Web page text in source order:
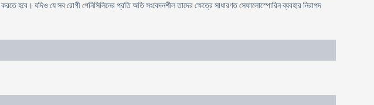
হবে। যদিও যে সব রোগী পেনিসিলিনের প্রতি অতি সংবেদনশীল তাদের ক্ষেত্রে সাধারণত সেফালোস্পোরিন ব্যবহার নিরাপদ